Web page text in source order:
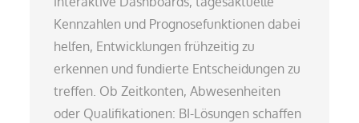
Kennzahlen und Prognosefunktionen dabei
helfen, Entwicklungen frühzeitig zu
erkennen und fundierte Entscheidungen zu
treffen. Ob Zeitkonten, Abwesenheiten
oder Qualifikationen: BI-Lösungen schaffen